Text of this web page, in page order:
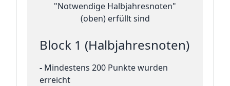
"Notwendige Halbjahresnoten"
(oben) erfüllt sind
Block 1 (Halbjahresnoten)
- Mindestens 200 Punkte wurden
erreicht